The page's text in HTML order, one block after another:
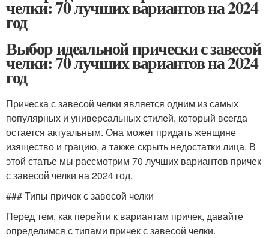
челки: 70 лучших вариантов на 2024
год
Выбор идеальной прически с завесой
челки: 70 лучших вариантов на 2024
год
Прическа с завесой челки является одним из самых
популярных и универсальных стилей, который всегда
остается актуальным. Она может придать женщине
изящество и грацию, а также скрыть недостатки лица. В
этой статье мы рассмотрим 70 лучших вариантов причек
с завесой челки на 2024 год.
### Типы причек с завесой челки
Перед тем, как перейти к вариантам причек, давайте
определимся с типами причек с завесой челки.